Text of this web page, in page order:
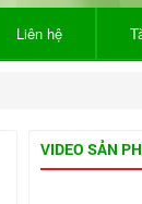
Liên hệ
VIDEO SẢN